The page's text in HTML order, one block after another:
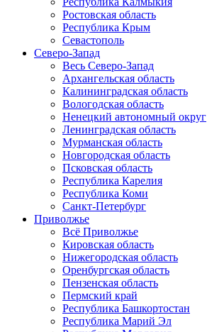
Ростовская область
Республика Крым
Севастополь
Северо-Запад
Весь Северо-Запад
Архангельская область
Калининградская область
Вологодская область
Ненецкий автономный округ
Ленинградская область
Мурманская область
Новгородская область
Псковская область
Республика Карелия
Республика Коми
Санкт-Петербург
Приволжье
Всё Приволжье
Кировская область
Нижегородская область
Оренбургская область
Пензенская область
Пермский край
Республика Башкортостан
Республика Марий Эл